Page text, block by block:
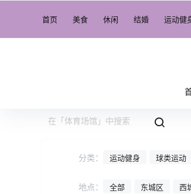
首页 美食 休闲 结婚 运动健
分类： 运动健身 球类运动
地点： 全部 东城区 西